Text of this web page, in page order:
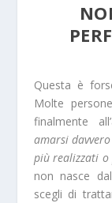
Questa è
Molte
finalmente
amarsi
più realizzati
non nasce
scegli di